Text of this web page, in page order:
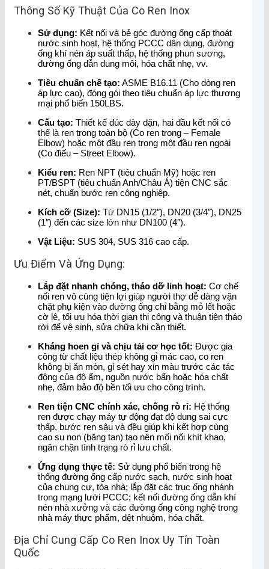
Thông Số Kỹ Thuật Của Co Ren Inox
Sử dụng: Kết nối và bẻ góc đường ống cấp thoát
nước sinh hoạt, hệ thống PCCC dân dụng, đường
ống khí nén áp suất thấp, hệ thống phun sương,
đường ống dẫn dung môi, hóa chất nhẹ, vv.
Tiêu chuẩn chế tạo: ASME B16.11 (Cho dòng ren
áp lực cao), đóng gói theo tiêu chuẩn áp lực thương
mại phổ biến 150LBS.
Cấu tạo: Thiết kế đúc dày dặn, hai đầu kết nối có
thể là ren trong toàn bộ (Co ren trong – Female
Elbow) hoặc một đầu ren trong một đầu ren ngoài
(Co điếu – Street Elbow).
Kiểu ren: Ren NPT (tiêu chuẩn Mỹ) hoặc ren
PT/BSPT (tiêu chuẩn Anh/Châu Á) tiện CNC sắc
nét, chuẩn bước ren công nghiệp.
Kích cỡ (Size): Từ DN15 (1/2″), DN20 (3/4″), DN25
(1″) đến các size lớn như DN100 (4″).
Vật Liệu: SUS 304, SUS 316 cao cấp.
Ưu Điểm Và Ứng Dụng:
Lắp đặt nhanh chóng, tháo dỡ linh hoạt: Cơ chế
nối ren vô cùng tiện lợi giúp người thợ dễ dàng vặn
chặt phụ kiện vào đường ống chỉ bằng mỏ lết hoặc
cờ lê, tối ưu hóa thời gian thi công và thuận tiện tháo
rời để vệ sinh, sửa chữa khi cần thiết.
Kháng hoen gỉ và chịu tải cơ học tốt: Được gia
công từ chất liệu thép không gỉ mác cao, co ren
không bị ăn mòn, gỉ sét hay xỉn màu trước các tác
động của độ ẩm, nguồn nước bẩn hoặc hóa chất
nhẹ, đảm bảo độ bền tối ưu cho công trình.
Ren tiện CNC chính xác, chống rò rỉ: Hệ thống
ren được chạy máy tự động đạt độ dung sai cực
thấp, bước ren sâu và đều giúp khi kết hợp cùng
cao su non (băng tan) tạo nên mối nối khít khao,
ngăn chặn tình trạng rò rỉ lưu chất.
Ứng dụng thực tế: Sử dụng phổ biến trong hệ
thống đường ống cấp nước sạch, nước sinh hoạt
của chung cư, tòa nhà; lắp đặt các trục ống nhánh
trong mạng lưới PCCC; kết nối đường ống dẫn khí
nén nhà xưởng và các đường ống công nghệ trong
nhà máy thực phẩm, dệt nhuộm, hóa chất.
Địa Chỉ Cung Cấp Co Ren Inox Uy Tín Toàn
Quốc